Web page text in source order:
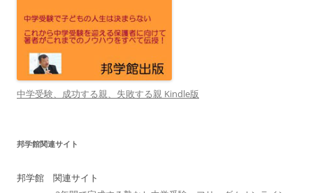
中学受験、成功する親、失敗する親 Kindle版
邦学館関連サイト
邦学館 関連サイト